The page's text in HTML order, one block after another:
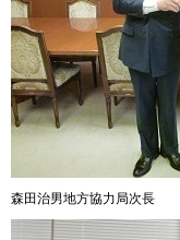
森田治男地方協力局次長